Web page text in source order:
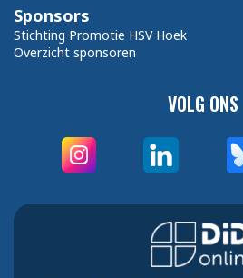
VOLG ONS
Sponsors
Stichting Promotie HSV Hoek
Overzicht sponsoren